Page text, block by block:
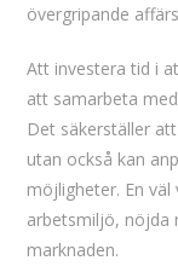
övergripande
Att investera tid i
att samarbeta
Det säkerställer
utan också kan
möjligheter. En
arbetsmiljö, nöjda
marknaden.